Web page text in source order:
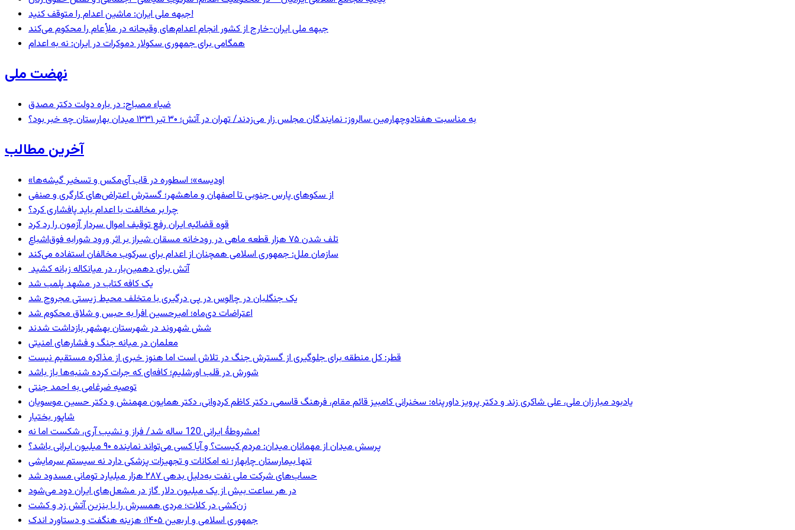
جبهه ملی ایران: ماشین اعدام را متوقف کنید!
جبهه ملی ایران-خارج از کشور انجام اعدام‌های وقیحانه در ملأِعام را محکوم می‌کند
همگامی برای جمهوری سکولار دموکرات در ایران: نه به اعدام
نهضت ملی
ضیاء مصباح: در باره دولت دکتر مصدق
به مناسبت هفتادوچهارمین سالروز: نمایندگان مجلس زار می‌زدند/ تهران در آتش؛ ۳۰ تیر ۱۳۳۱ میدان بهارستان چه خبر بود؟
آخرین مطالب
«اودیسه»؛ اسطوره در قاب آی‌مکس و تسخیر گیشه‌ها
از سکوهای پارس جنوبی تا اصفهان و ماهشهر؛ گسترش اعتراض‌های کارگری و صنفی
چرا بر مخالفت با اعدام باید پافشاری کرد؟
قوه قضائیه ایران رفع توقیف اموال سردار آزمون را رد کرد
تلف شدن ۷۵ هزار قطعه ماهی در رودخانه مسقان شیراز بر اثر ورود شورابه فوق‌اشباع
سازمان ملل: جمهوری اسلامی همچنان از اعدام برای سرکوب مخالفان استفاده می‌کند
آتش برای دهمین‌بار، در میانکاله زبانه کشید
یک کافه کتاب در مشهد پلمب شد
یک جنگلبان در چالوس در پی درگیری با متخلف محیط زیستی مجروح شد
اعتراضات دی‌ماه؛ امیرحسین افرا به حبس و شلاق محکوم شد
شش شهروند در شهرستان بهشهر بازداشت شدند
معلمان در میانه جنگ و فشارهای امنیتی
قطر: کل منطقه برای جلوگیری از گسترش جنگ در تلاش است اما هنوز خبری از مذاکره مستقیم نیست
شورش در قلب اورشلیم؛ کافه‌ای که جرات کرده شنبه‌ها باز باشد
توصیه ضرغامی به احمد جنتی
یادبود مبارزان ملی، علی شاکری زند و دکتر پرویز داورپناه: سخنرانی کامبیز قائم مقام، فرهنگ قاسمی، دکتر کاظم کردوانی، دکتر همایون مهمنش و دکتر حسین موسویان
شاپور بختیار
مشروطۀ ایرانی 120 ساله شد/ فراز و نشیب آری، شکست اما نه!
پرسش میدان از مهمانان میدان: مردم کیست؟ و آیا کسی می‌تواند نماینده ۹۰ میلیون ایرانی باشد؟
تنها بیمارستان چابهار؛ نه امکانات و تجهیزات پزشکی دارد نه سیستم سرمایشی
حساب‌های شرکت ملی نفت به‌دلیل بدهی ۲۸۷ هزار میلیارد تومانی مسدود شد
در هر ساعت بیش از یک میلیون دلار گاز در مشعل‌های ایران دود می‌شود
زن‌کشی در کلات؛ مردی همسرش را با بنزین آتش زد و کشت
جمهوری اسلامی و اربعین ۱۴۰۵؛ هزینه هنگفت و دستاورد اندک